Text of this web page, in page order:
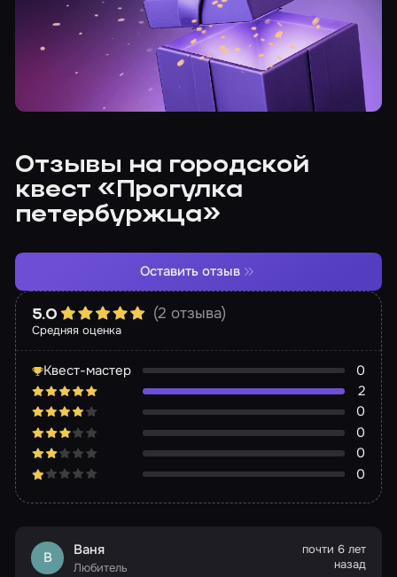
Отзывы на городской
квест «Прогулка
петербуржца»
Средняя оценка
5.0 (2 отзыва)
Квест-мастер
0
2
0
0
0
0
Оставить отзыв
В Ваня
Любитель
почти 6 лет
назад